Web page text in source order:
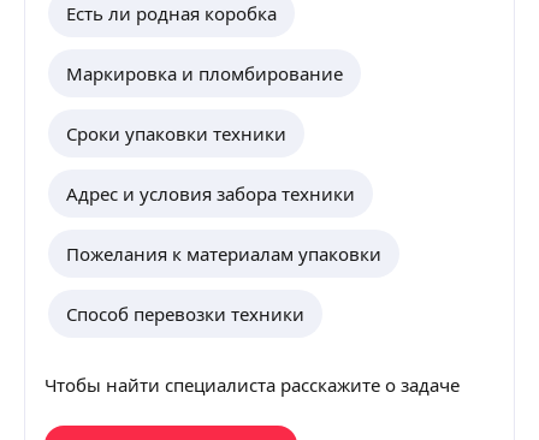
Есть ли родная коробка
Маркировка и пломбирование
Сроки упаковки техники
Адрес и условия забора техники
Пожелания к материалам упаковки
Способ перевозки техники
Чтобы найти специалиста расскажите о задаче